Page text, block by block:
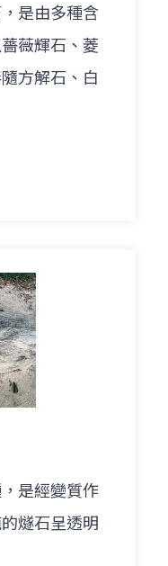
是由多種含
薇輝石、菱
方解石、白
是經變質作
燧石呈透明